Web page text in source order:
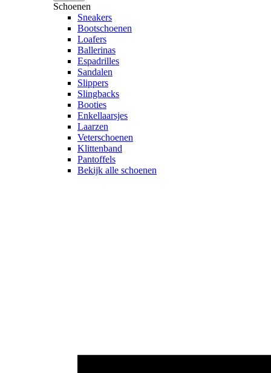
Schoenen
Sneakers
Bootschoenen
Loafers
Ballerinas
Espadrilles
Sandalen
Slippers
Slingbacks
Booties
Enkellaarsjes
Laarzen
Veterschoenen
Klittenband
Pantoffels
Bekijk alle schoenen